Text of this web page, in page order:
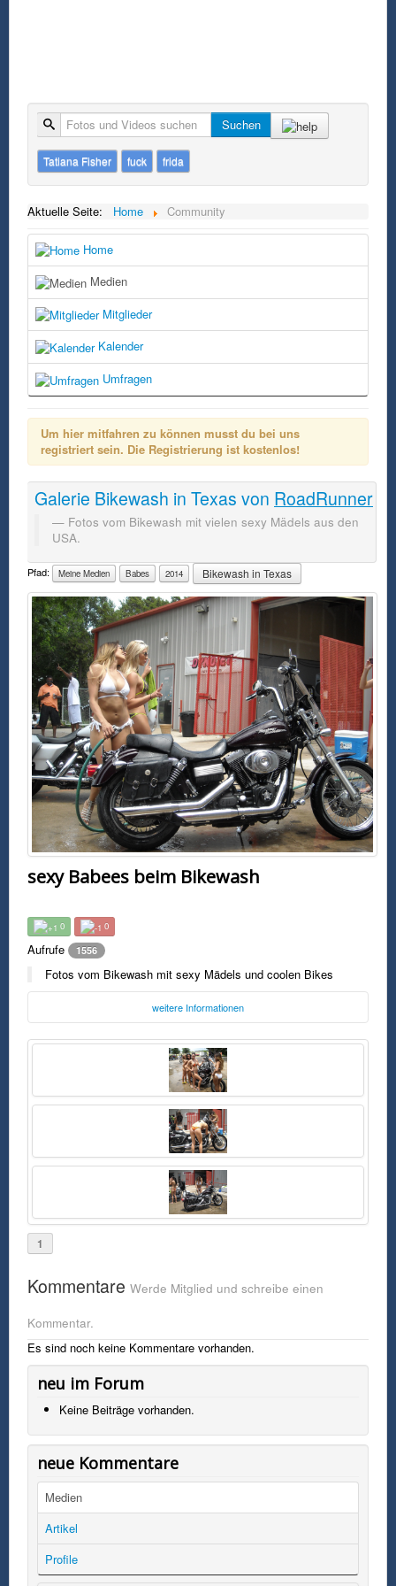
Suche Suchen
Tatiana Fisher fuck frida
Aktuelle Seite: Home Community
Home
Medien
Mitglieder
Kalender
Umfragen
Um hier mitfahren zu können musst du bei uns
registriert sein. Die Registrierung ist kostenlos!
Galerie Bikewash in Texas von RoadRunner
Fotos vom Bikewash mit vielen sexy Mädels aus den
USA.
Pfad: Meine Medien Babes 2014 Bikewash in Texas
sexy Babees beim Bikewash
0 0
Aufrufe 1556
Fotos vom Bikewash mit sexy Mädels und coolen Bikes
weitere Informationen
Foto:Unbekannt
Mittwoch, 26. April 2017 10:58 Uhr
Fotos vom Bikewash mit sexy Mädels und coolen Bikes
1
Kommentare Werde Mitglied und schreibe einen
Kommentar.
Es sind noch keine Kommentare vorhanden.
neu im Forum
Keine Beiträge vorhanden.
neue Kommentare
Medien
Artikel
Profile